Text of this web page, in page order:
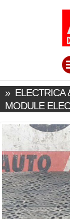
» ELECTRICA
MODULE